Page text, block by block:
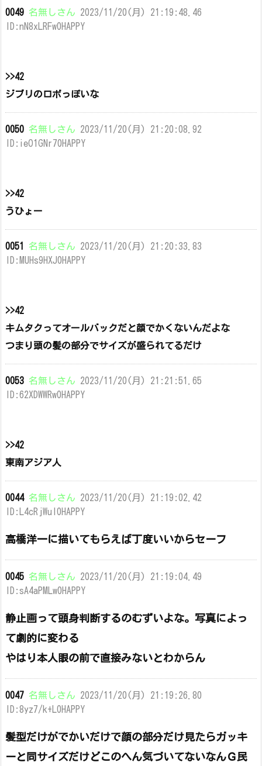
0049 名無しさん 2023/11/20(月) 21:19:48.46
ID:nN8xLRFw0HAPPY
>>42
ジブリのロボっぽいな
0050 名無しさん 2023/11/20(月) 21:20:08.92
ID:ieO1GNr70HAPPY
>>42
うひょー
0051 名無しさん 2023/11/20(月) 21:20:33.83
ID:MUHs9HXJ0HAPPY
>>42
キムタクってオールバックだと顔でかくないんだよな
つまり頭の髪の部分でサイズが盛られてるだけ
0053 名無しさん 2023/11/20(月) 21:21:51.65
ID:62XDWWRw0HAPPY
>>42
東南アジア人
0044 名無しさん 2023/11/20(月) 21:19:02.42
ID:L4cRjWul0HAPPY
高橋洋一に描いてもらえば丁度いいからセーフ
0045 名無しさん 2023/11/20(月) 21:19:04.49
ID:sA4aPMLw0HAPPY
静止画って頭身判断するのむずいよな。写真によっ
て劇的に変わる
やはり本人眼の前で直接みないとわからん
0047 名無しさん 2023/11/20(月) 21:19:26.80
ID:8yz7/k+L0HAPPY
髪型だけがでかいだけで顔の部分だけ見たらガッキ
ーと同サイズだけどこのへん気づいてないなんＧ民